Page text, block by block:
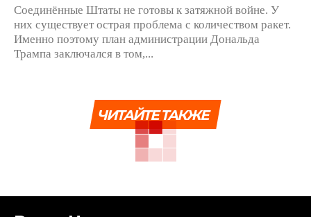
Соединённые Штаты не готовы к затяжной войне. У
них существует острая проблема с количеством ракет.
Именно поэтому план администрации Дональда
Трампа заключался в том,...
ЧИТАЙТЕ ТАКЖЕ